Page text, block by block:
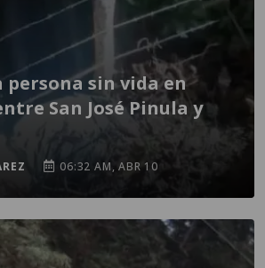
persona sin vida en
San José Pinula y
06:32 AM, ABR 10